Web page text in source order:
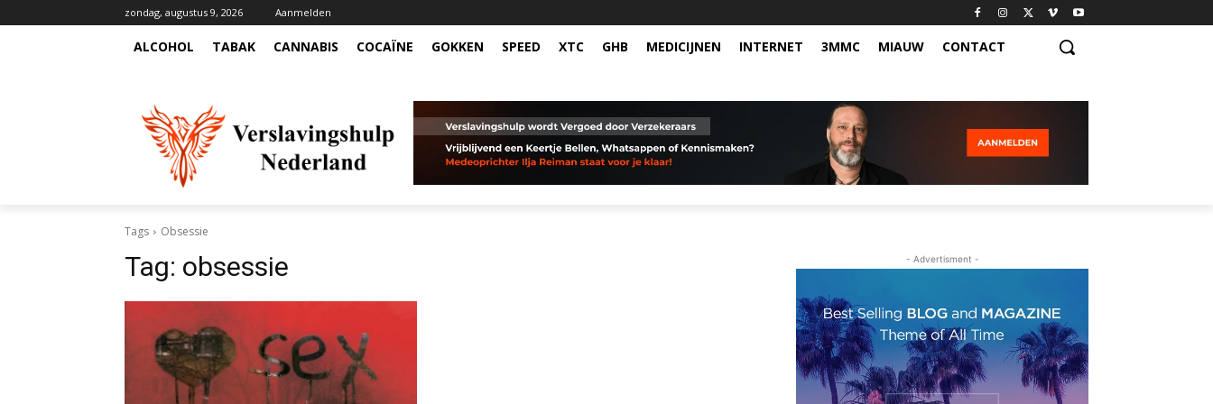
zondag, augustus 9, 2026 Aanmelden
ALCOHOL TABAK CANNABIS COCAÏNE GOKKEN SPEED XTC GHB MEDICIJNEN INTERNET 3MMC MIAUW CONTACT
Tags Obsessie
Tag: obsessie - Advertisment -